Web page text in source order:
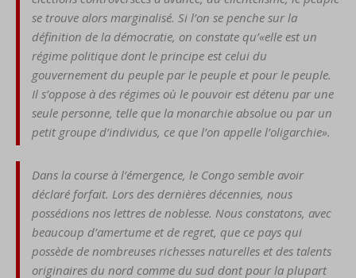
se trouve alors marginalisé. Si l’on se penche sur la
définition de la démocratie, on constate qu’«elle est un
régime politique dont le principe est celui du
gouvernementdu peuple par le peuple etpour le peuple.
Il s’oppose à des régimes où le pouvoir est détenu par une
seule personne, telle que la monarchie absolue ou par un
petit groupe d’individus, ce que l’on appelle l’oligarchie».
Dans la course à l’émergence, le Congo semble avoir
déclaré forfait. Lors des dernières décennies, nous
possédions nos lettres de noblesse. Nous constatons, avec
beaucoup d’amertume etde regret, que ce pays qui
possède de nombreuses richesses naturelles et des talents
originaires du nord comme du sud dont pour la plupart